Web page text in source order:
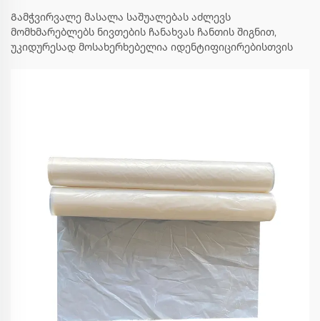
Გამჭვირვალე მასალა საშუალებას აძლევს
მომხმარებლებს ნივთების ჩანახვას ჩანთის შიგნით,
უკიდურესად მოსახერხებელია იდენტიფიცირებისთვის